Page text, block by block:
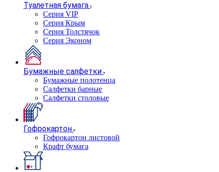
Туалетная бумага
Серия VIP
Серия Крым
Серия Толстячок
Серия Эконом
Бумажные салфетки
Бумажные полотенца
Салфетки барные
Салфетки столовые
Гофрокартон
Гофрокартон листовой
Крафт бумага